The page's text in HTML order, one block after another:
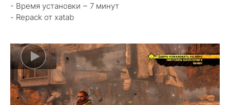
- Время установки ~ 7 минут
- Repack от xatab